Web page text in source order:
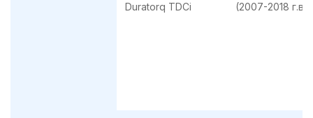
Duratorq TDCi
(2007-2018 г.в.)